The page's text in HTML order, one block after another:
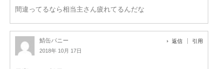
間違ってるなら相当主さん疲れてるんだな
鯖缶パニー
2018年 10月 17日
返信 引用